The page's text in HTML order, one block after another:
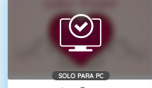
SOLO PARA PC